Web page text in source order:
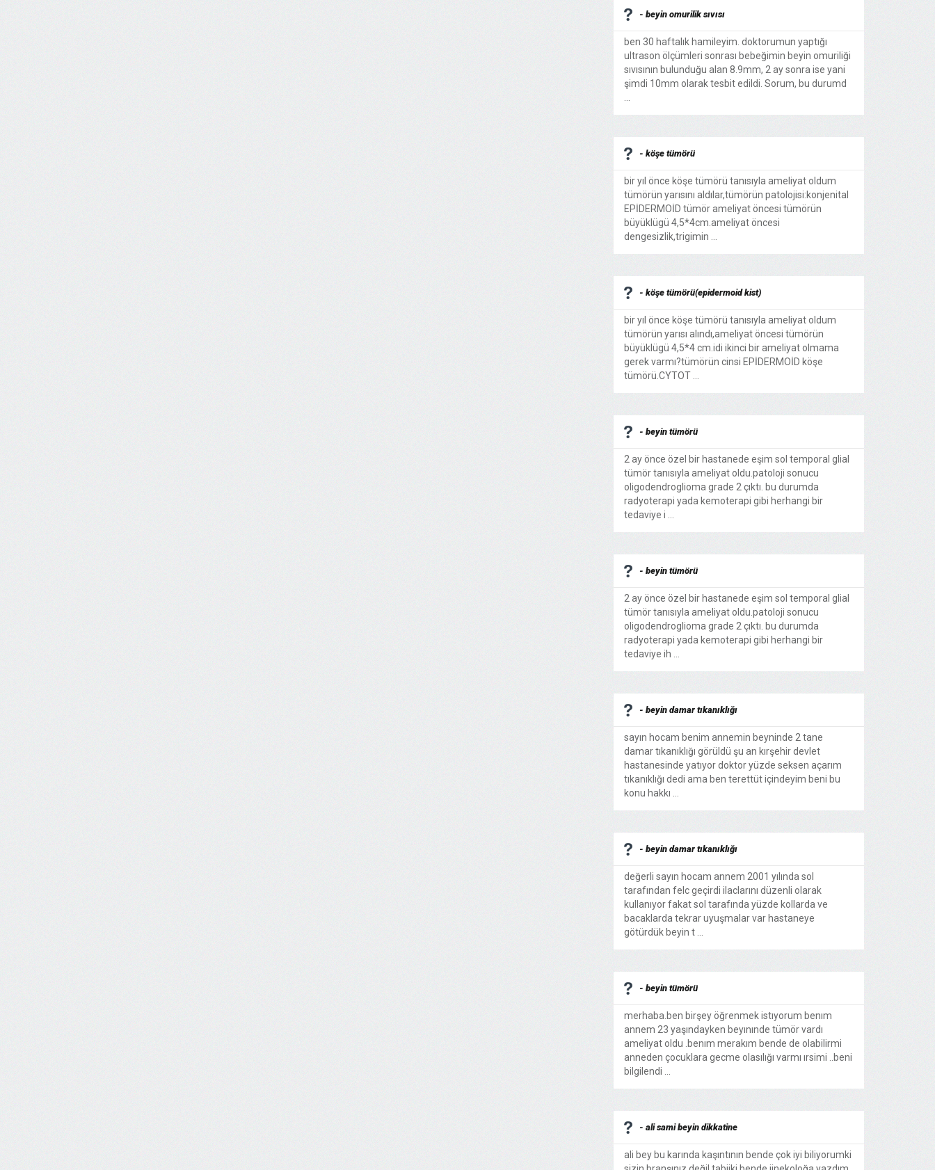
- beyin omurilik sıvısı
ben 30 haftalık hamileyim. doktorumun yaptığı
ultrason ölçümleri sonrası bebeğimin beyin omuriliği
sıvısının bulunduğu alan 8.9mm, 2 ay sonra ise yani
şimdi 10mm olarak tesbit edildi. Sorum, bu durumd
- köşe tümörü
bir yıl önce köşe tümörü tanısıyla ameliyat oldum
tümörün yarısını aldılar,tümörün patolojisi:konjenital
EPİDERMOİD tümör ameliyat öncesi tümörün
büyüklügü 4,5*4cm.ameliyat öncesi
dengesizlik,trigimin ...
- köşe tümörü(epidermoid kist)
bir yıl önce köşe tümörü tanısıyla ameliyat oldum
tümörün yarısı alındı,ameliyat öncesi tümörün
büyüklügü 4,5*4 cm.idi ikinci bir ameliyat olmama
gerek varmı?tümörün cinsi EPİDERMOİD köşe
tümörü.CYTOT ...
- beyin tümörü
2 ay önce özel bir hastanede eşim sol temporal glial
tümör tanısıyla ameliyat oldu.patoloji sonucu
oligodendroglioma grade 2 çıktı. bu durumda
radyoterapi yada kemoterapi gibi herhangi bir
tedaviye i ...
- beyin tümörü
2 ay önce özel bir hastanede eşim sol temporal glial
tümör tanısıyla ameliyat oldu.patoloji sonucu
oligodendroglioma grade 2 çıktı. bu durumda
radyoterapi yada kemoterapi gibi herhangi bir
tedaviye ih ...
- beyin damar tıkanıklığı
sayın hocam benim annemin beyninde 2 tane
damar tıkanıklığı görüldü şu an kırşehir devlet
hastanesinde yatıyor doktor yüzde seksen açarım
tıkanıklığı dedi ama ben terettüt içindeyim beni bu
konu hakkı ...
- beyin damar tıkanıklığı
değerli sayın hocam annem 2001 yılında sol
tarafından felc geçirdi ilaclarını düzenli olarak
kullanıyor fakat sol tarafında yüzde kollarda ve
bacaklarda tekrar uyuşmalar var hastaneye
götürdük beyin t ...
- beyin tümörü
merhaba.ben birşey öğrenmek istıyorum benım
annem 23 yaşındayken beyınınde tümör vardı
ameliyat oldu .benım merakım bende de olabilirmi
anneden çocuklara gecme olasılığı varmı ırsimi ..beni
bilgilendi ...
- ali sami beyin dikkatine
ali bey bu karında kaşıntının bende çok iyi biliyorumki